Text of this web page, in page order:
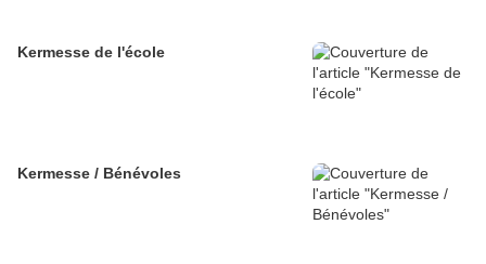
Kermesse de l'école
Kermesse / Bénévoles